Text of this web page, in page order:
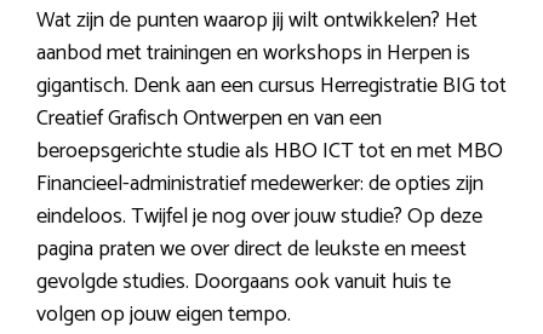
Wat zijn de punten waarop jij wilt ontwikkelen? Het
aanbod met trainingen en workshops in Herpen is
gigantisch. Denk aan een cursus Herregistratie BIG tot
Creatief Grafisch Ontwerpen en van een
beroepsgerichte studie als HBO ICT tot en met MBO
Financieel-administratief medewerker: de opties zijn
eindeloos. Twijfel je nog over jouw studie? Op deze
pagina praten we over direct de leukste en meest
gevolgde studies. Doorgaans ook vanuit huis te
volgen op jouw eigen tempo.